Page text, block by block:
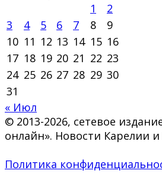
1
2
3
4 5 6 7 8
9
10 11 12 13 14 15 16
17 18 19 20 21 22 23
24 25 26 27 28 29 30
31
« Июл
© 2013-2026, сетевое
онлайн». Новости Карелии
Политика